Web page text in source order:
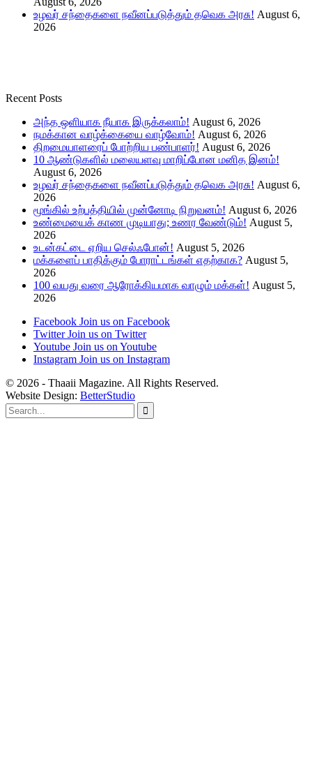
உழவர் சந்தைகளை நவீனப்படுத்தும் தவெக அரசு! August 6,
2026
Recent Posts
அந்த ஒளியாக நீயாக இருக்கலாம்! August 6, 2026
நமக்கான வாழ்க்கையை வாழ்வோம்! August 6, 2026
திறமையாளரைப் போற்றிய பண்பாளர்! August 6, 2026
10 ஆண்டுகளில் மலையளவு மாறிப்போன மனித இனம்!
August 6, 2026
உழவர் சந்தைகளை நவீனப்படுத்தும் தவெக அரசு! August 6,
2026
மூங்கில் உற்பத்தியில் முன்னோடி நிறுவனம்! August 6, 2026
உண்மையைக் காண முடியாது; உணர வேண்டும்! August 5,
2026
உடன்கட்டை ஏறிய செல்ஃபோன்! August 5, 2026
மக்களைப் பாதிக்கும் போராட்டங்கள் எதற்காக? August 5,
2026
100 வயது வரை ஆரோக்கியமாக வாழும் மக்கள்! August 5,
2026
Facebook Join us on Facebook
Twitter Join us on Twitter
Youtube Join us on Youtube
Instagram Join us on Instagram
© 2026 - Thaaii Magazine. All Rights Reserved.
Website Design: BetterStudio